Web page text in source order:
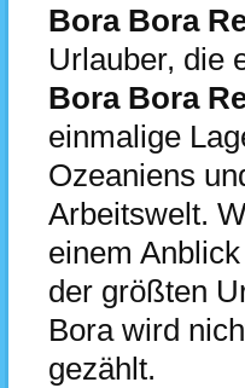
Bora Bora
Urlauber, die
Bora Bora
einmalige
Ozeaniens
Arbeitswelt.
einem
der größten
Bora wird
gezählt.